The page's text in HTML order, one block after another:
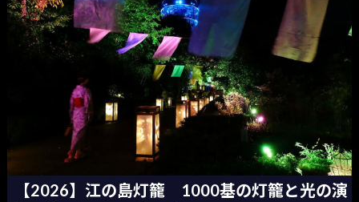
【2026】江の島灯籠 1000基の灯籠と光の演